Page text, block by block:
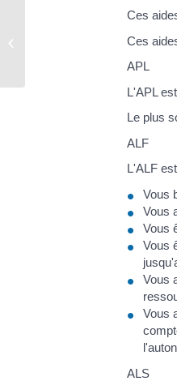
Ces
Ces
APL
L'APL
Le plus
ALF
L'ALF
Vous
Vous
Vous
Vous
Vous
Vous
ALS